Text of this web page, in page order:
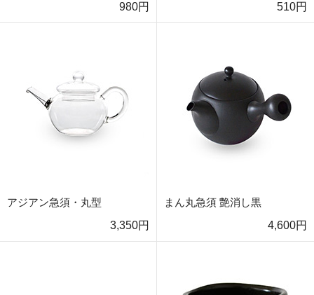
980円
510円
アジアン急須・丸型
3,350円
まん丸急須 艶消し黒
4,600円